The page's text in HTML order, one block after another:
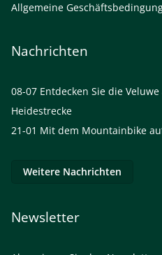
Allgemeine
Nachrichten
08-07 Entdecken Sie die
Heidestrecke
21-01 Mit dem Mountainbike
Weitere Nachrichten
Newsletter